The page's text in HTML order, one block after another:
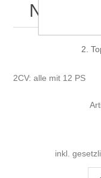
2.
2CV: alle mit 12 PS
inkl.